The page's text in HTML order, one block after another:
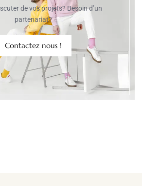
de vos projets? Besoin d’un
partenariat?
Contactez nous !